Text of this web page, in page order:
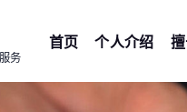
务
首页 个人介绍